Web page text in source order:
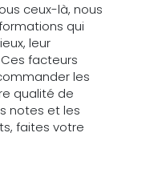
ceux-là, nous
qui
leur
facteurs
les
qualité de
notes et les
faites votre